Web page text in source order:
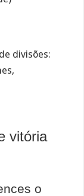
divisões:
vitória
o